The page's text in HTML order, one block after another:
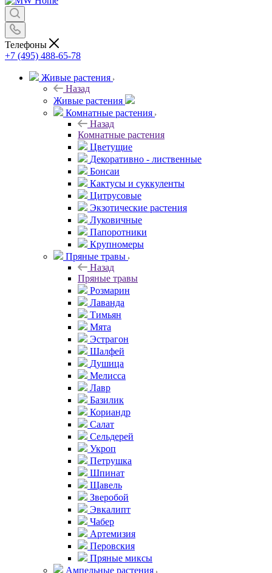
Телефоны
+7 (495) 488-65-78
Живые растения
Назад
Живые растения
Комнатные растения
Назад
Комнатные растения
Цветущие
Декоративно - лиственные
Бонсаи
Кактусы и суккуленты
Цитрусовые
Экзотические растения
Луковичные
Папоротники
Крупномеры
Пряные травы
Назад
Пряные травы
Розмарин
Лаванда
Тимьян
Мята
Эстрагон
Шалфей
Душица
Мелисса
Лавр
Базилик
Кориандр
Салат
Сельдерей
Укроп
Петрушка
Шпинат
Щавель
Зверобой
Эвкалипт
Чабер
Артемизия
Перовския
Пряные миксы
Ампельные растения